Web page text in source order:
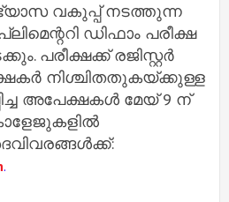
വകുപ്പ് നടത്തുന്ന
ഡിഫാം പരീക്ഷ
പരീക്ഷക്ക് രജിസ്റ്റർ
നിശ്ചിതതുകയ്ക്കുള്ള
അപേക്ഷകൾ മേയ് 9 ന്
.